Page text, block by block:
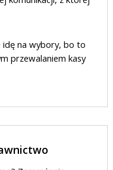
idę na wybory, bo to
przewalaniem kasy